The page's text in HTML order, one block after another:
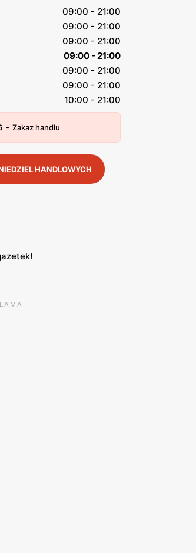
09:00 - 21:00
09:00 - 21:00
09:00 - 21:00
09:00 - 21:00
09:00 - 21:00
09:00 - 21:00
10:00 - 21:00
- Zakaz handlu
HANDLOWYCH